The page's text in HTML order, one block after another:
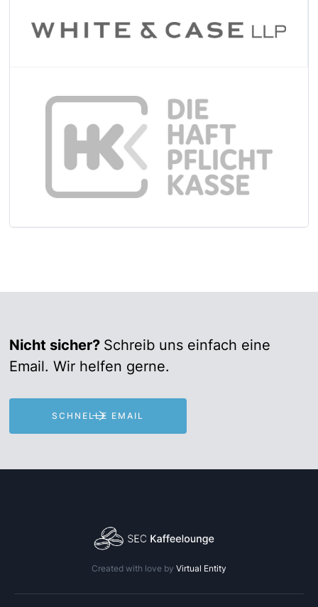
Nicht sicher? Schreib uns einfach eine
Email. Wir helfen gerne.
SCHNELLE EMAIL
Created with love by Virtual Entity